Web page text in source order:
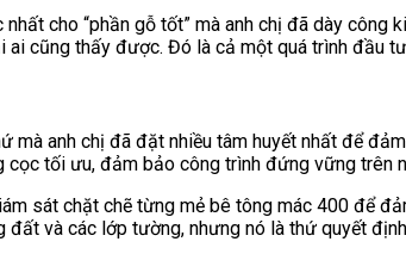
cho “phần gỗ tốt” mà anh chị đã dày
cũng thấy được. Đó là cả một quá trình đầu
mà anh chị đã đặt nhiều tâm huyết nhất để
tối ưu, đảm bảo công trình đứng vững trên
sát chặt chẽ từng mẻ bê tông mác 400 để
và các lớp tường, nhưng nó là thứ quyết